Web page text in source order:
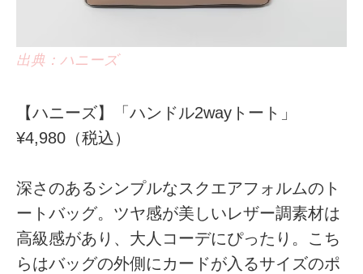
出典：ハニーズ
【ハニーズ】「ハンドル2wayトート」
¥4,980（税込）
深さのあるシンプルなスクエアフォルムのト
ートバッグ。ツヤ感が美しいレザー調素材は
高級感があり、大人コーデにぴったり。こち
らはバッグの外側にカードが入るサイズのポ